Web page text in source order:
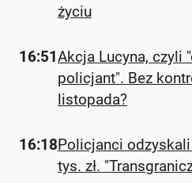
życiu
16:51Akcja Lucyna, czyli
policjant". Bez
listopada?
16:18Policjanci
tys. zł.